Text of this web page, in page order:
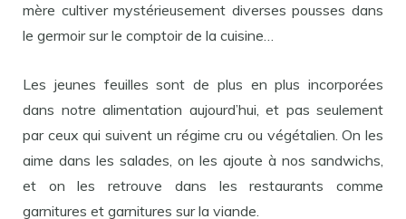
mère cultiver mystérieusement diverses pousses dans
le germoir sur le comptoir de la cuisine…
Les jeunes feuilles sont de plus en plus incorporées
dans notre alimentation aujourd’hui, et pas seulement
par ceux qui suivent un régime cru ou végétalien. On les
aime dans les salades, on les ajoute à nos sandwichs,
et on les retrouve dans les restaurants comme
garnitures et garnitures sur la viande.